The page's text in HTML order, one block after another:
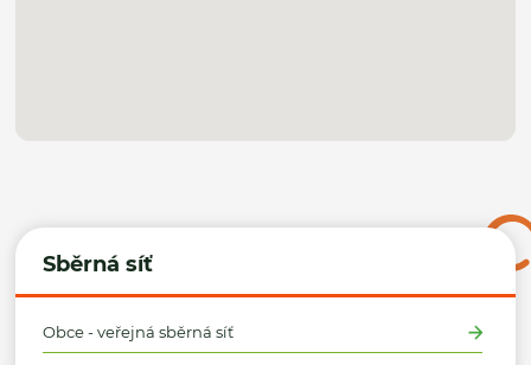
Sběrná síť
Obce - veřejná sběrná síť